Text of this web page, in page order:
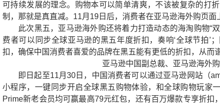
可持续发展的理念。购物本可以简单清爽，不该被复杂的打
制，那就是真直减。11月19日后，消费者在亚马逊海外购页
此次黑五，亚马逊海外购还将着力打造动态的海淘购物“
费者可以同步全球亚马逊的黑五年度折扣，奏响‘全球节拍’
扣，确保中国消费者喜爱的品牌在黑五能有更低的折扣，从而
亚马逊中国副总裁、亚马逊海外
即日起至11月30日，中国消费者可以通过亚马逊网站（
小程序，一键同步开启全球黑五购物体验，和全球购物玩家
Prime新老会员均可赢最高79元红包，还有百万爆款专享折